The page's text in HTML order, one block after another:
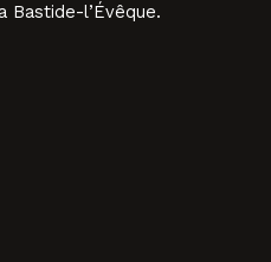
Bastide-l’Évêque.